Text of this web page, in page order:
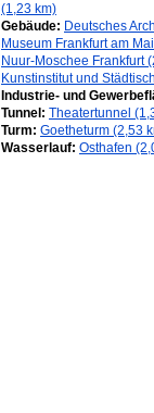
(1,23 km)
Gebäude: Deutsches
Museum Frankfurt am
Nuur-Moschee Frankfurt
Kunstinstitut und
Industrie- und
Tunnel: Theatertunnel
Turm: Goetheturm (2,53
Wasserlauf: Osthafen